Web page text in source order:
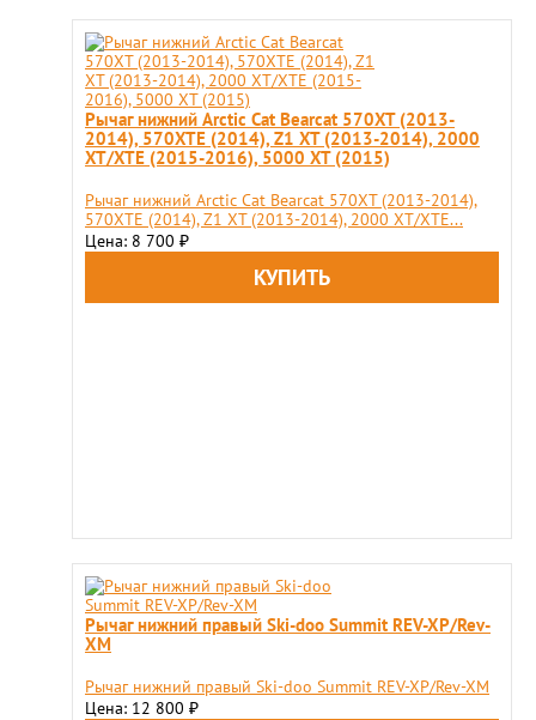
Рычаг нижний Arсtic Cat Bearcat 570XT (2013-
2014), 570XTE (2014), Z1 XT (2013-2014), 2000
XT/XTE (2015-2016), 5000 XT (2015)
Рычаг нижний Arсtic Cat Bearcat 570XT (2013-2014),
570XTE (2014), Z1 XT (2013-2014), 2000 XT/XTE...
Цена: 8 700 ₽
Рычаг нижний правый Ski-doo Summit REV-XP/Rev-
XM
Рычаг нижний правый Ski-doo Summit REV-XP/Rev-XM
Цена: 12 800 ₽